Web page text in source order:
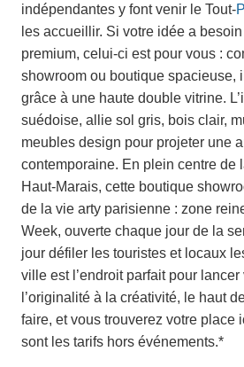
indépendantes y font venir le Tout-
les accueillir. Si votre idée a
premium, celui-ci est pour vous :
showroom ou boutique spacieuse,
grâce à une haute double vitrine.
suédoise, allie sol gris, bois clair,
meubles design pour projeter une
contemporaine. En plein centre de
Haut-Marais, cette boutique
de la vie arty parisienne : zone
Week, ouverte chaque jour de la
jour défiler les touristes et locaux
ville est l’endroit parfait pour
l’originalité à la créativité, le haut
faire, et vous trouverez votre place
sont les tarifs hors événements.*